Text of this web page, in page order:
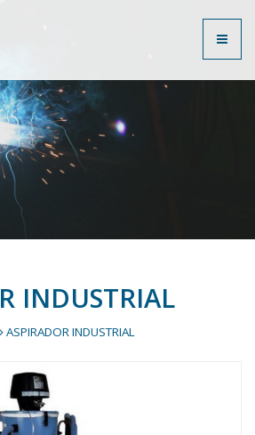
Toggle
INDUSTRIAL
ASPIRADOR INDUSTRIAL